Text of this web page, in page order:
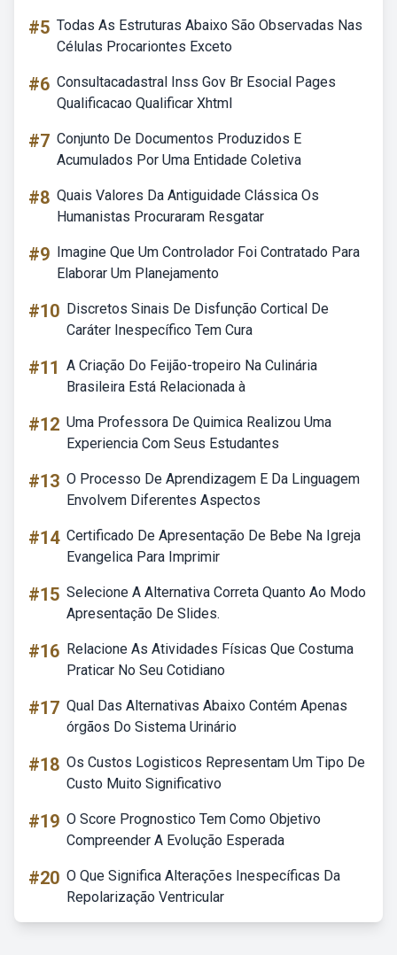
#5 Todas As Estruturas Abaixo São Observadas Nas
Células Procariontes Exceto
#6 Consultacadastral Inss Gov Br Esocial Pages
Qualificacao Qualificar Xhtml
#7 Conjunto De Documentos Produzidos E
Acumulados Por Uma Entidade Coletiva
#8 Quais Valores Da Antiguidade Clássica Os
Humanistas Procuraram Resgatar
#9 Imagine Que Um Controlador Foi Contratado Para
Elaborar Um Planejamento
#10 Discretos Sinais De Disfunção Cortical De
Caráter Inespecífico Tem Cura
#11 A Criação Do Feijão-tropeiro Na Culinária
Brasileira Está Relacionada à
#12 Uma Professora De Quimica Realizou Uma
Experiencia Com Seus Estudantes
#13 O Processo De Aprendizagem E Da Linguagem
Envolvem Diferentes Aspectos
#14 Certificado De Apresentação De Bebe Na Igreja
Evangelica Para Imprimir
#15 Selecione A Alternativa Correta Quanto Ao Modo
Apresentação De Slides.
#16 Relacione As Atividades Físicas Que Costuma
Praticar No Seu Cotidiano
#17 Qual Das Alternativas Abaixo Contém Apenas
órgãos Do Sistema Urinário
#18 Os Custos Logisticos Representam Um Tipo De
Custo Muito Significativo
#19 O Score Prognostico Tem Como Objetivo
Compreender A Evolução Esperada
#20 O Que Significa Alterações Inespecíficas Da
Repolarização Ventricular